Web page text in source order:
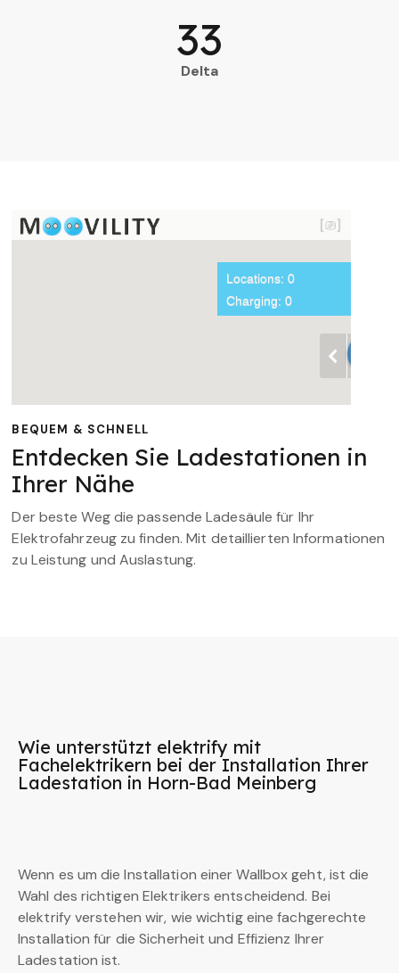
Delta
33
BEQUEM & SCHNELL
Entdecken Sie Ladestationen in
Ihrer Nähe
Der beste Weg die passende Ladesäule für Ihr
Elektrofahrzeug zu finden. Mit detaillierten Informationen
zu Leistung und Auslastung.
Wie unterstützt elektrify mit
Fachelektrikern bei der Installation Ihrer
Ladestation in Horn-Bad Meinberg
Wenn es um die Installation einer Wallbox geht, ist die
Wahl des richtigen Elektrikers entscheidend. Bei
elektrify verstehen wir, wie wichtig eine fachgerechte
Installation für die Sicherheit und Effizienz Ihrer
Ladestation ist.